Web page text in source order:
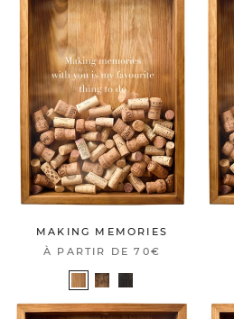
MAKING MEMORIES
À PARTIR DE70€